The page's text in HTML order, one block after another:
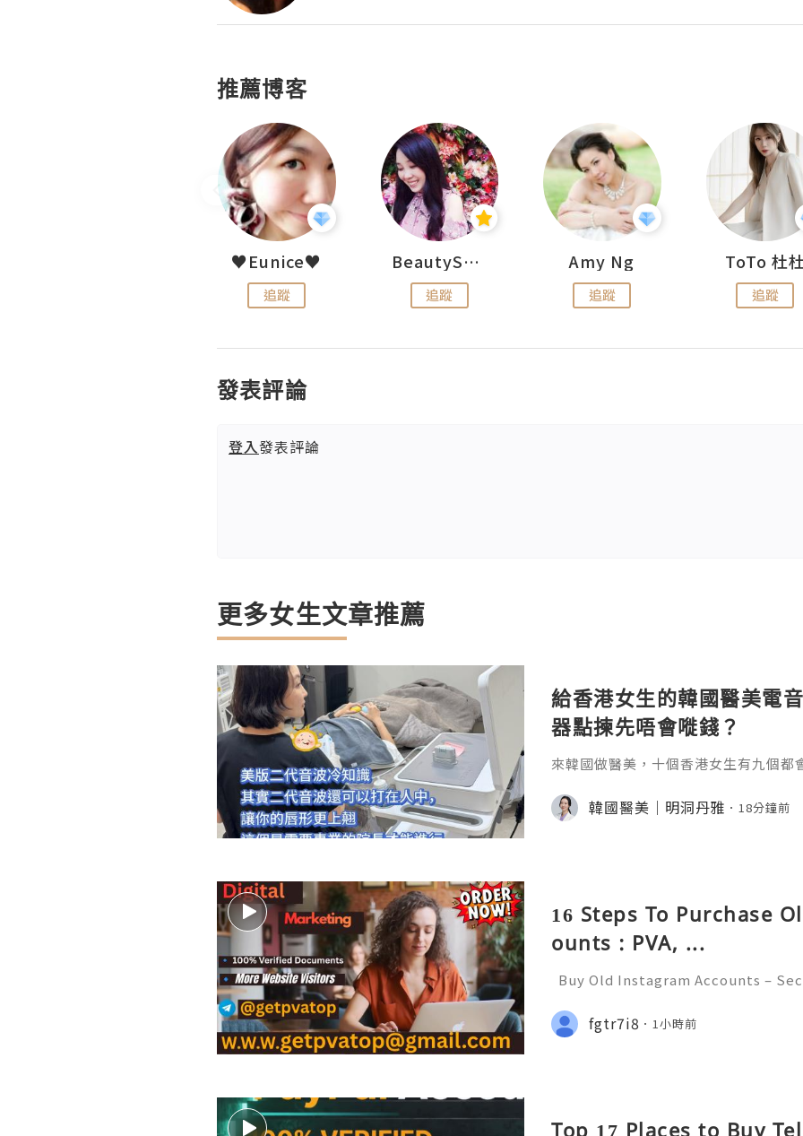
推薦博客
♥Eunice♥
追蹤
BeautySearch
追蹤
Amy Ng
追蹤
ToTo 杜
追蹤
發表評論
登入發表評論
更多女生文章推薦
給香港女生的韓國醫美電
器點揀先唔會嘥錢？
來韓國做醫美，十個香港女生有九個
mage、Ultherapy、OligioX、
其實揀錯，輕則冇效果，重則塊面凹陷
韓國醫美｜明洞丹雅 18分鐘前
16 Steps To Purchase
ounts : PVA, ...
Buy Old Instagram Accounts –
INSTANT REPLY GUARANTEED
etpvatop ⚡️📢👤🔔 Telegram
fgtr7i8 1小時前
Top 17 Places to Buy